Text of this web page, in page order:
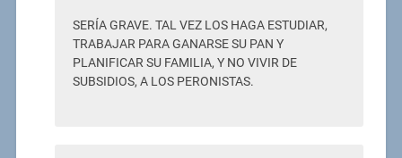
SERÍA GRAVE. TAL VEZ LOS HAGA ESTUDIAR,
TRABAJAR PARA GANARSE SU PAN Y
PLANIFICAR SU FAMILIA, Y NO VIVIR DE
SUBSIDIOS, A LOS PERONISTAS.